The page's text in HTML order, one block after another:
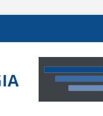
Новости
САМАЯ
САЙТЕ ВЫ